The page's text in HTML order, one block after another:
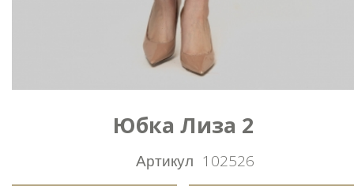
Юбка Лиза 2
Артикул 102526